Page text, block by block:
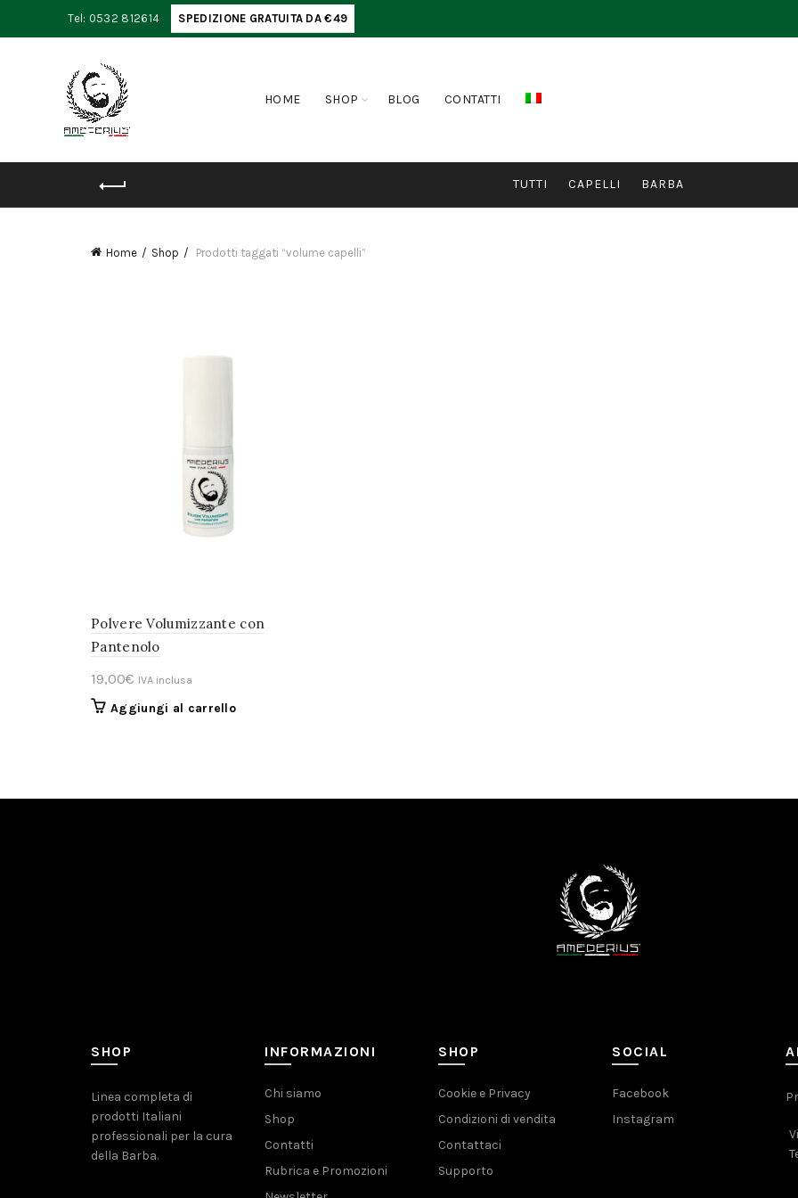
Tel: 0532 812614 SPEDIZIONE GRATUITA DA €49
HOME SHOP BLOG CONTATTI
TUTTI CAPELLI BARBA
Home Shop Prodotti taggati “volume capelli”
Polvere Volumizzante con
Pantenolo
19,00€ IVA inclusa
Aggiungi al carrello
SHOP
Linea completa di
prodotti Italiani
professionali per la cura
della Barba.
INFORMAZIONI
Chi siamo
Shop
Contatti
Rubrica e Promozioni
SHOP
Cookie e Privacy
Condizioni di vendita
Contattaci
Supporto
SOCIAL
Facebook
Instagram